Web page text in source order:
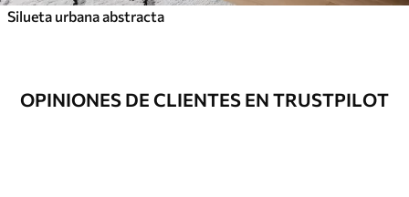
Silueta urbana abstracta
OPINIONES DE CLIENTES EN TRUSTPILOT